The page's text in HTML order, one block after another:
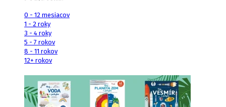
0 - 12 mesiacov
1 - 2 roky
3 - 4 roky
5 - 7 rokov
8 - 11 rokov
12+ rokov